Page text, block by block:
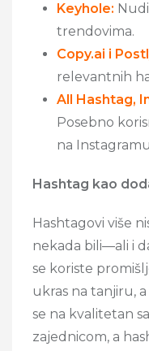
Keyhole:
trendovima.
Copy.ai i
relevantnih
All Hashtag,
Posebno
na
Hashtag kao
Hashtagovi više
nekada bili—ali i
se koriste
ukras na tanjiru,
se na kvalitetan
zajednicom, a